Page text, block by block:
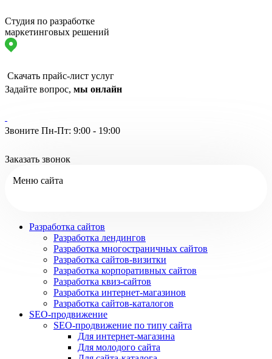
Студия по разработке
маркетинговых решений
Скачать прайс-лист услуг
Задайте вопрос, мы онлайн
Звоните Пн-Пт: 9:00 - 19:00
Заказать звонок
Меню сайта
Разработка сайтов
Разработка лендингов
Разработка многостраничных сайтов
Разработка сайтов-визитки
Разработка корпоративных сайтов
Разработка квиз-сайтов
Разработка интернет-магазинов
Разработка сайтов-каталогов
SEO-продвижение
SEO-продвижение по типу сайта
Для интернет-магазина
Для молодого сайта